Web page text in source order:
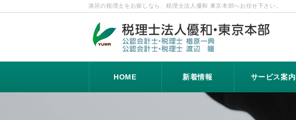
港区の税理士をお探しなら、税理士法人優和 東京本部へお任せ下さい。
HOME 新着情報 サービス案内